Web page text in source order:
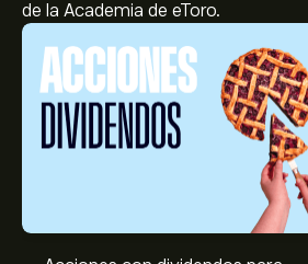
de la Academia de eToro.